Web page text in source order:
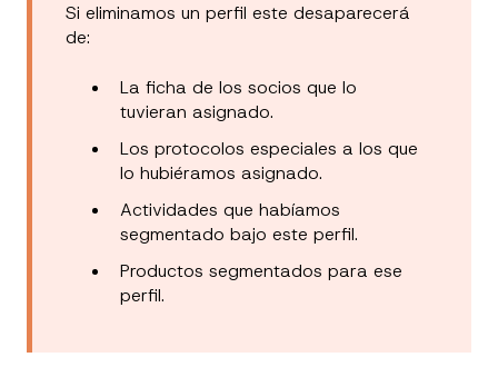
Si eliminamos un perfil este desaparecerá
de:
La ficha de los socios que lo
tuvieran asignado.
Los protocolos especiales a los que
lo hubiéramos asignado.
Actividades que habíamos
segmentado bajo este perfil.
Productos segmentados para ese
perfil.